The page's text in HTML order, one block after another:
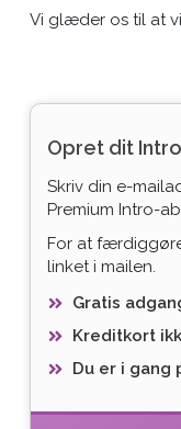
Vi glæder os til at
Opret dit
Skriv din e-
Premium Intro-
For at
linket i mailen.
Gratis
Kreditkort
Du er i gang